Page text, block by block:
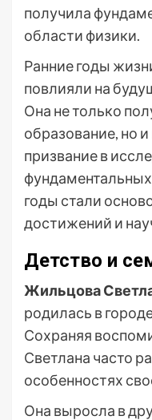
получила
области физики.
Ранние годы
повлияли на
Она не только
образование, но
призвание в
годы стали
достижений и
Детство и
Жильцова
родилась в
Сохраняя
Светлана часто
особенностях
Она выросла в